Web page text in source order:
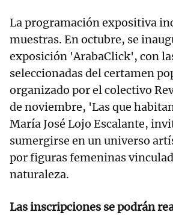
La programación expositiva
muestras. En octubre, se
exposición 'ArabaClick', con
seleccionadas del certamen
organizado por el colectivo
de noviembre, 'Las que
María José Lojo Escalante,
sumergirse en un universo
por figuras femeninas
naturaleza.
Las inscripciones se podrán